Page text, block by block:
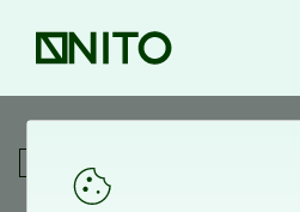
Forsiden
Lønn og forhandlinger